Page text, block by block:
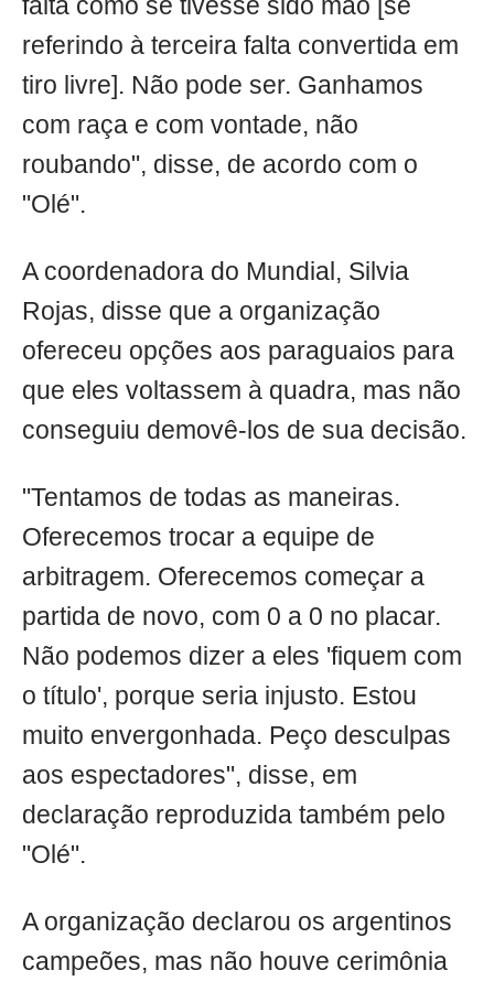
falta como se tivesse sido mão [se
referindo à terceira falta convertida em
tiro livre]. Não pode ser. Ganhamos
com raça e com vontade, não
roubando", disse, de acordo com o
"Olé".
A coordenadora do Mundial, Silvia
Rojas, disse que a organização
ofereceu opções aos paraguaios para
que eles voltassem à quadra, mas não
conseguiu demovê-los de sua decisão.
"Tentamos de todas as maneiras.
Oferecemos trocar a equipe de
arbitragem. Oferecemos começar a
partida de novo, com 0 a 0 no placar.
Não podemos dizer a eles 'fiquem com
o título', porque seria injusto. Estou
muito envergonhada. Peço desculpas
aos espectadores", disse, em
declaração reproduzida também pelo
"Olé".
A organização declarou os argentinos
campeões, mas não houve cerimônia